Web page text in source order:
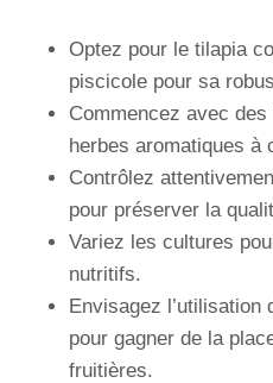
Optez pour le tilapia
piscicole pour sa
Commencez avec
herbes aromatiques à
Contrôlez
pour préserver la
Variez les cultures
nutritifs.
Envisagez l’utilisation
pour gagner de la
fruitières.